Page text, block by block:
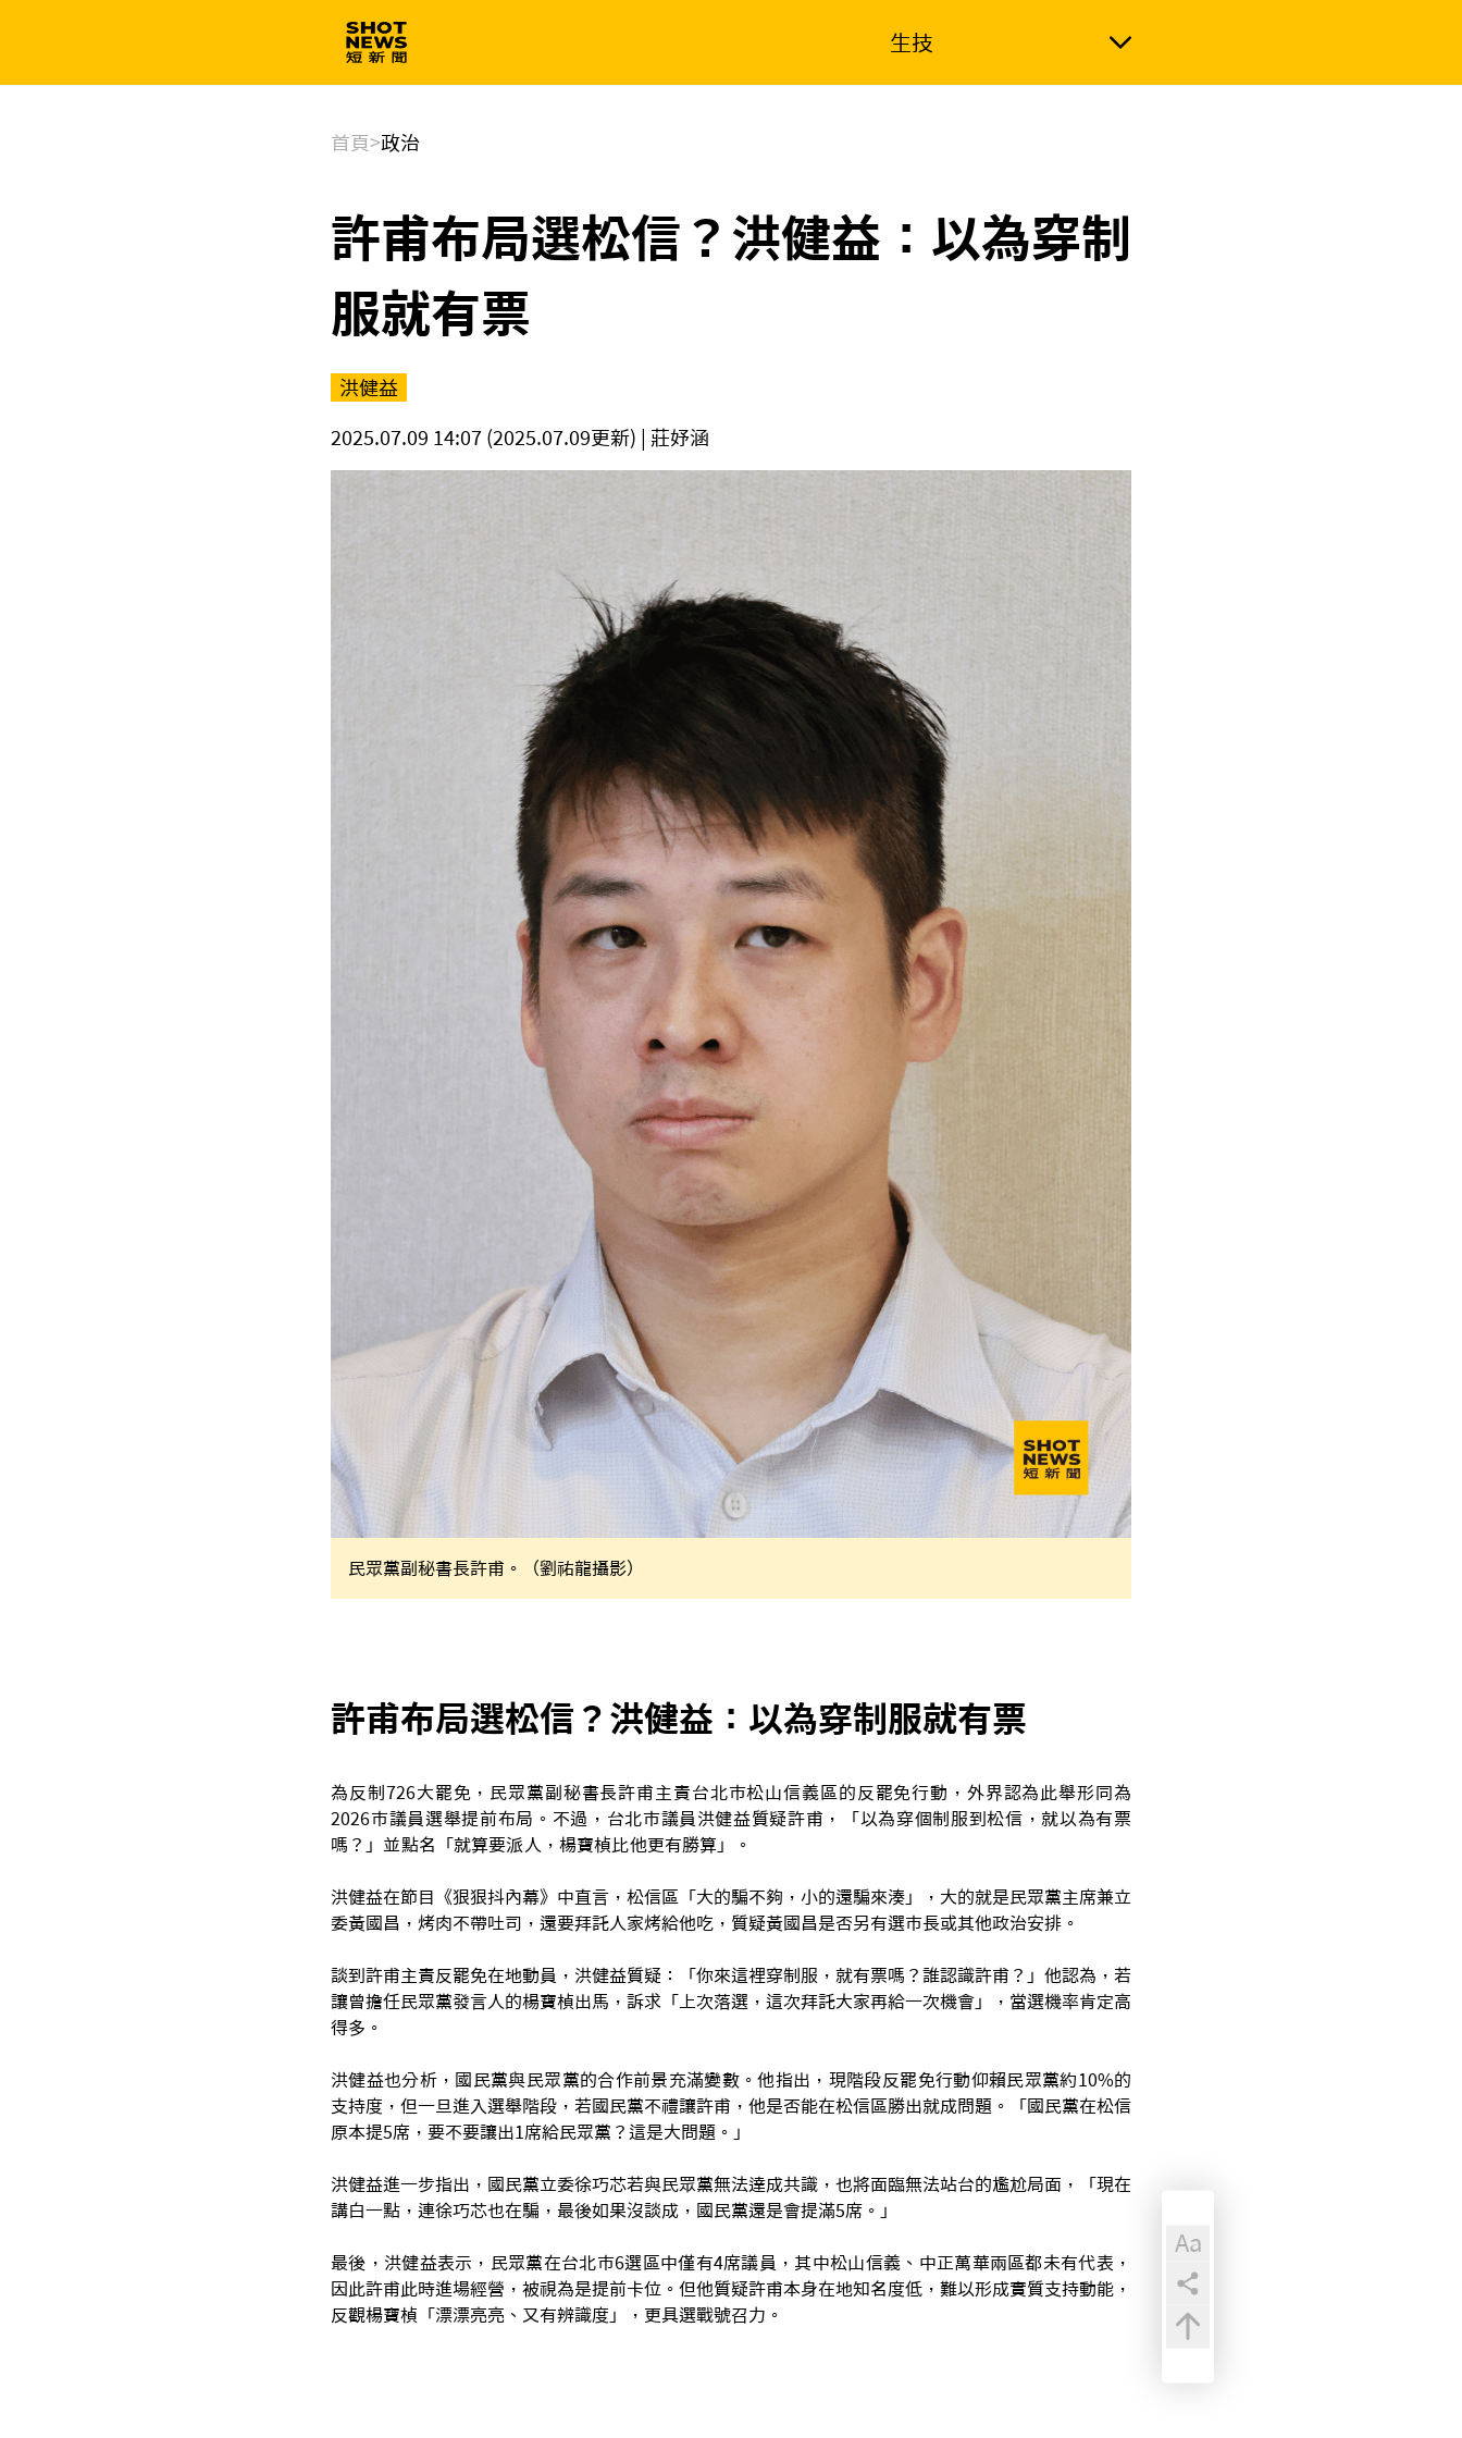
生技
首頁>政治
許甫布局選松信？洪健益：以為穿制
服就有票
洪健益
2025.07.09 14:07 (2025.07.09更新) | 莊妤涵
民眾黨副秘書長許甫。（劉祐龍攝影）
許甫布局選松信？洪健益：以為穿制服就有票
為反制726大罷免，民眾黨副秘書長許甫主責台北市松山信義區的反罷免行動，外界認為此舉形同為
2026市議員選舉提前布局。不過，台北市議員洪健益質疑許甫，「以為穿個制服到松信，就以為有票
嗎？」並點名「就算要派人，楊寶楨比他更有勝算」。
洪健益在節目《狠狠抖內幕》中直言，松信區「大的騙不夠，小的還騙來湊」，大的就是民眾黨主席兼立
委黃國昌，烤肉不帶吐司，還要拜託人家烤給他吃，質疑黃國昌是否另有選市長或其他政治安排。
談到許甫主責反罷免在地動員，洪健益質疑：「你來這裡穿制服，就有票嗎？誰認識許甫？」他認為，若
讓曾擔任民眾黨發言人的楊寶楨出馬，訴求「上次落選，這次拜託大家再給一次機會」，當選機率肯定高
得多。
洪健益也分析，國民黨與民眾黨的合作前景充滿變數。他指出，現階段反罷免行動仰賴民眾黨約10%的
支持度，但一旦進入選舉階段，若國民黨不禮讓許甫，他是否能在松信區勝出就成問題。「國民黨在松信
原本提5席，要不要讓出1席給民眾黨？這是大問題。」
洪健益進一步指出，國民黨立委徐巧芯若與民眾黨無法達成共識，也將面臨無法站台的尷尬局面，「現在
講白一點，連徐巧芯也在騙，最後如果沒談成，國民黨還是會提滿5席。」
最後，洪健益表示，民眾黨在台北市6選區中僅有4席議員，其中松山信義、中正萬華兩區都未有代表，
因此許甫此時進場經營，被視為是提前卡位。但他質疑許甫本身在地知名度低，難以形成實質支持動能，
反觀楊寶楨「漂漂亮亮、又有辨識度」，更具選戰號召力。
Aa